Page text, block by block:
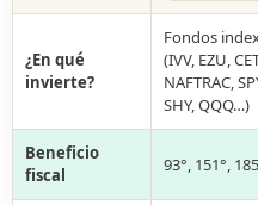
¿En qué
invierte?
Fondos
(IVV, EZU,
NAFTRAC,
SHY, QQQ…)
Beneficio
fiscal
93°, 151°,